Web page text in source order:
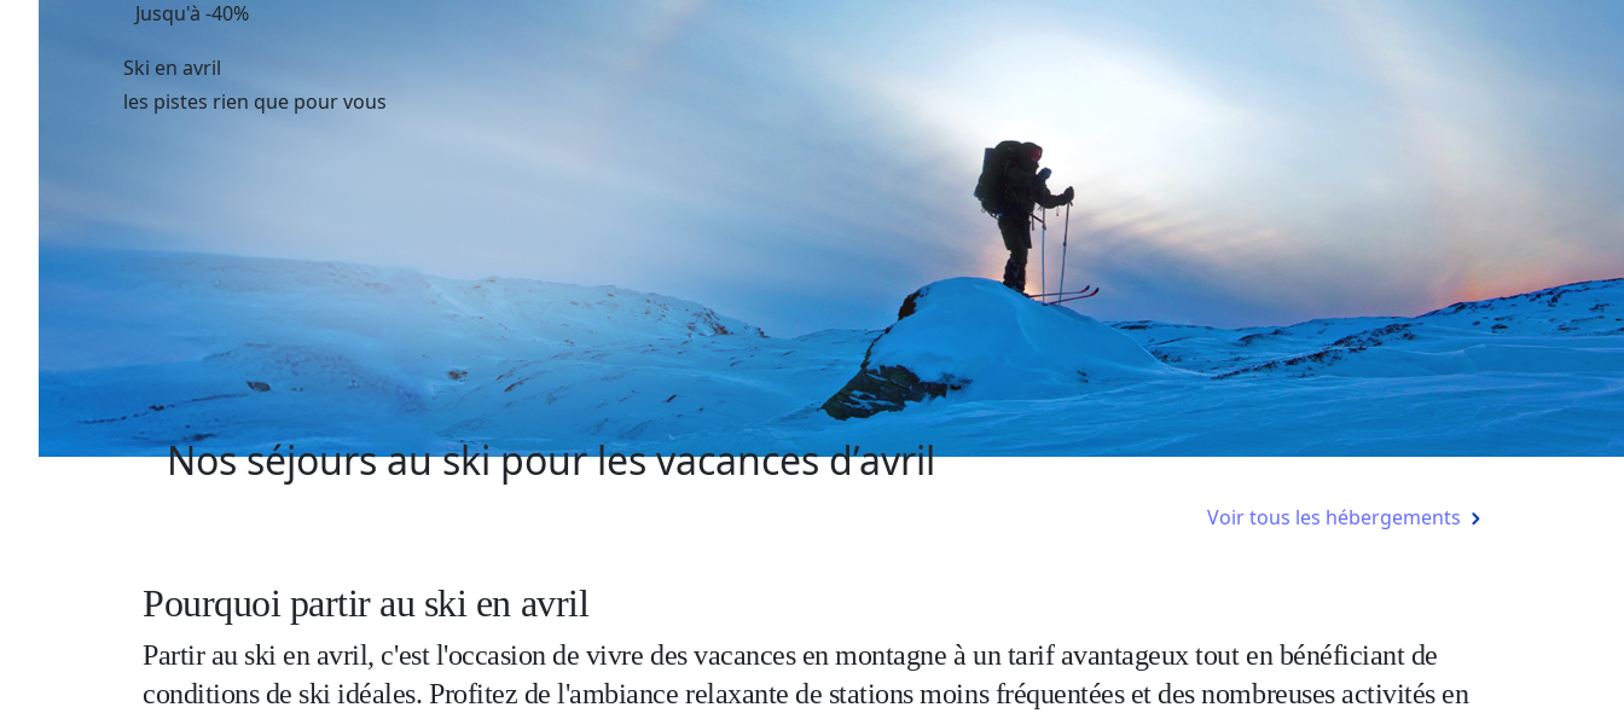
Jusqu'à -40%
Ski en avril
les pistes rien que pour vous
Nos séjours au ski pour les vacances d’avril
Voir tous les hébergements
Pourquoi partir au ski en avril
Partir au ski en avril, c'est l'occasion de vivre des vacances en montagne à un tarif avantageux tout en bénéficiant de
conditions de ski idéales. Profitez de l'ambiance relaxante de stations moins fréquentées et des nombreuses activités en